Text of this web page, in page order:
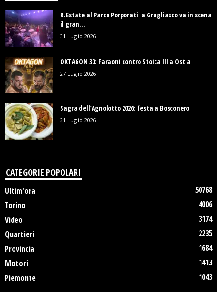
R.Estate al Parco Porporati: a Grugliasco va in scena
il gran...
31 Luglio 2026
OKTAGON 30: Faraoni contro Stoica III a Ostia
27 Luglio 2026
Sagra dell’Agnolotto 2026: festa a Bosconero
21 Luglio 2026
CATEGORIE POPOLARI
Ultim'ora
50768
Torino
4006
Video
3174
Quartieri
2235
Provincia
1684
Motori
1413
Piemonte
1043